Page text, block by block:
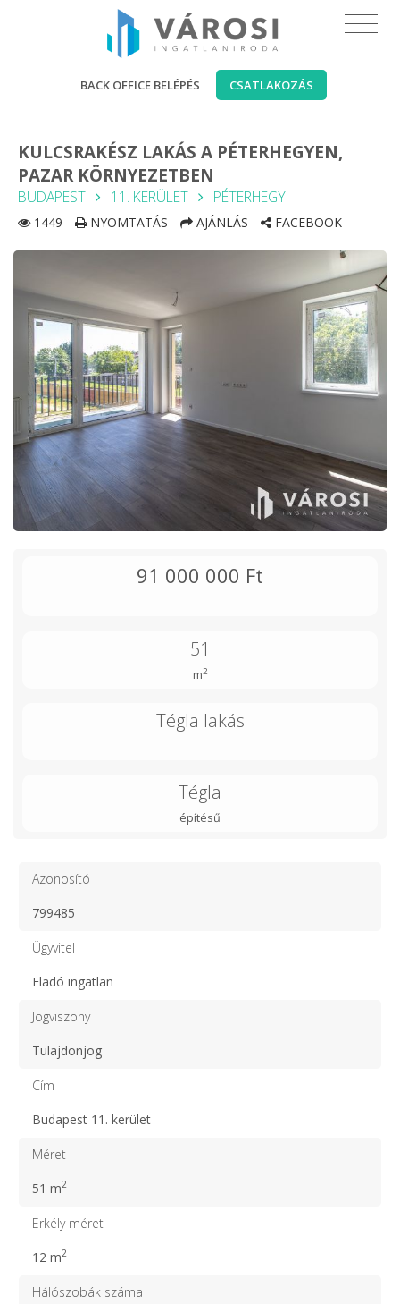
BACK OFFICE BELÉPÉS CSATLAKOZÁS
KULCSRAKÉSZ LAKÁS A PÉTERHEGYEN,
PAZAR KÖRNYEZETBEN
BUDAPEST 11. KERÜLET PÉTERHEGY
1449 NYOMTATÁS AJÁNLÁS FACEBOOK
91 000 000 Ft
51
m2
Tégla lakás
Tégla
építésű
Azonosító
799485
Ügyvitel
Eladó ingatlan
Jogviszony
Tulajdonjog
Cím
Budapest 11. kerület
Méret
51 m2
Erkély méret
12 m2
Hálószobák száma